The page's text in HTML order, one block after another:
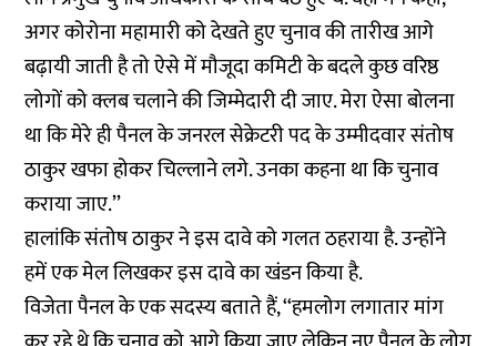
अगर कोरोना महामारी को देखते हुए चुनाव की तारीख आगे
बढ़ायी जाती है तो ऐसे में मौजूदा कमिटी के बदले कुछ वरिष्ठ
लोगों को क्लब चलाने की जिम्मेदारी दी जाए. मेरा ऐसा बोलना
था कि मेरे ही पैनल के जनरल सेक्रेटरी पद के उम्मीदवार संतोष
ठाकुर खफा होकर चिल्लाने लगे. उनका कहना था कि चुनाव
कराया जाए.’’
हालांकि संतोष ठाकुर ने इस दावे को गलत ठहराया है. उन्होंने
हमें एक मेल लिखकर इस दावे का खंडन किया है.
विजेता पैनल के एक सदस्य बताते हैं, ‘‘हमलोग लगातार मांग